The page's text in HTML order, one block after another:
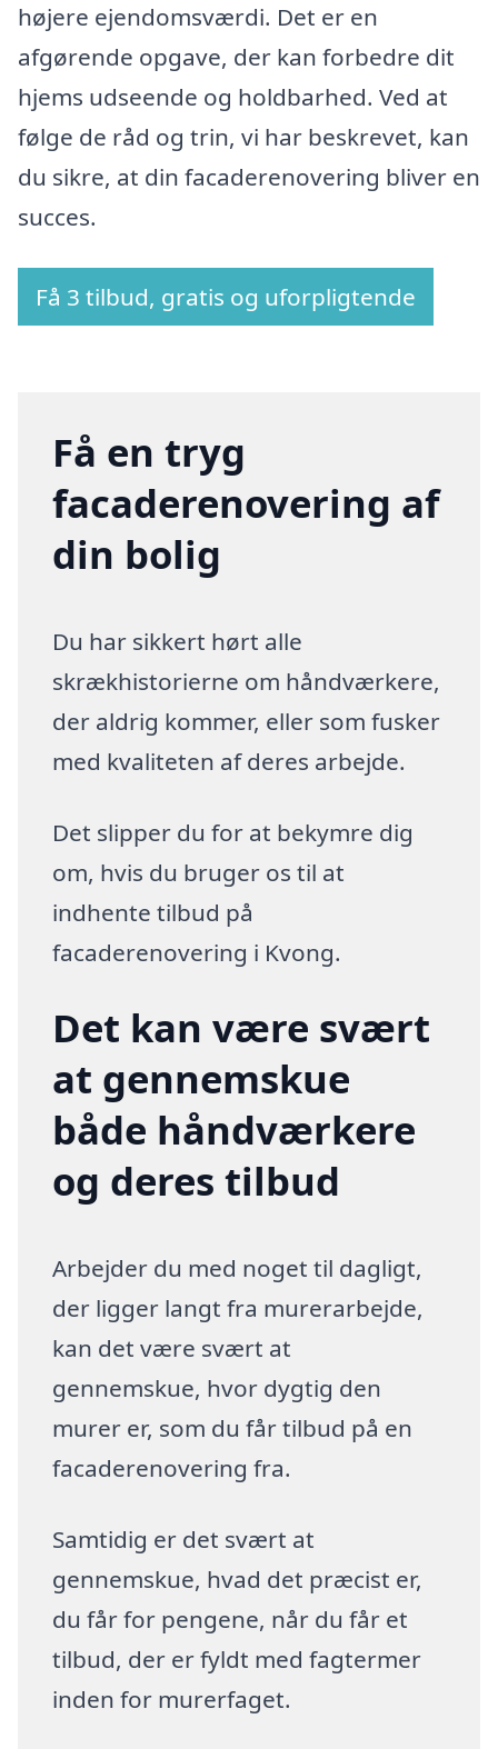
højere ejendomsværdi. Det er en
afgørende opgave, der kan forbedre dit
hjems udseende og holdbarhed. Ved at
følge de råd og trin, vi har beskrevet, kan
du sikre, at din facaderenovering bliver en
succes.
Få 3 tilbud, gratis og uforpligtende
Få en tryg
facaderenovering af
din bolig
Du har sikkert hørt alle
skrækhistorierne om håndværkere,
der aldrig kommer, eller som fusker
med kvaliteten af deres arbejde.
Det slipper du for at bekymre dig
om, hvis du bruger os til at
indhente tilbud på
facaderenovering i Kvong.
Det kan være svært
at gennemskue
både håndværkere
og deres tilbud
Arbejder du med noget til dagligt,
der ligger langt fra murerarbejde,
kan det være svært at
gennemskue, hvor dygtig den
murer er, som du får tilbud på en
facaderenovering fra.
Samtidig er det svært at
gennemskue, hvad det præcist er,
du får for pengene, når du får et
tilbud, der er fyldt med fagtermer
inden for murerfaget.